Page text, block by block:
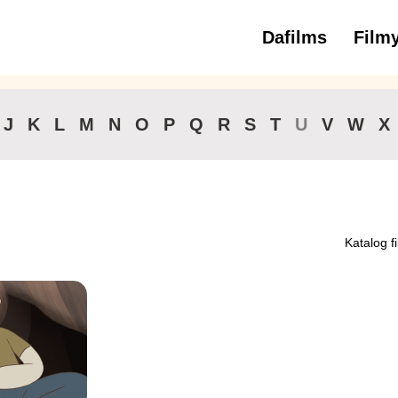
Dafilms3 až 6 rokov
J K L M N O P Q R S T U V W X
Katalog